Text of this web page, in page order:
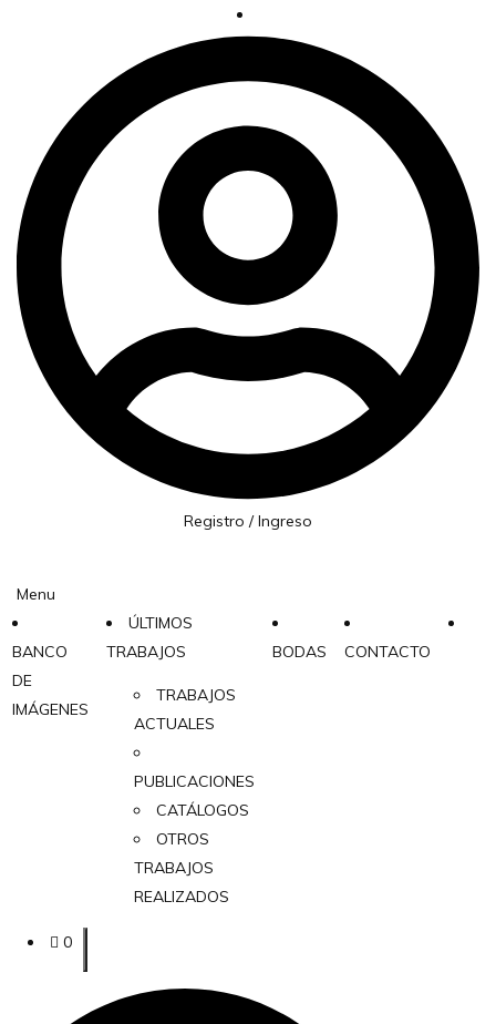
Registro / Ingreso
Menu
BANCO
DE
IMÁGENES
ÚLTIMOS
TRABAJOS
TRABAJOS
ACTUALES
PUBLICACIONES
CATÁLOGOS
OTROS
TRABAJOS
REALIZADOS
BODAS CONTACTO
0